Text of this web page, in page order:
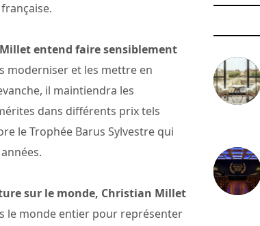
entend faire sensiblement
moderniser et les mettre en
il maintiendra les
dans différents prix tels
le Trophée Barus Sylvestre qui
sur le monde, Christian Millet
le monde entier pour représenter